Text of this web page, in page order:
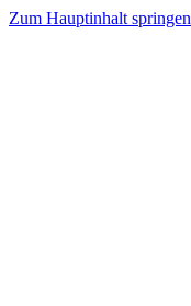
Zum Hauptinhalt springen